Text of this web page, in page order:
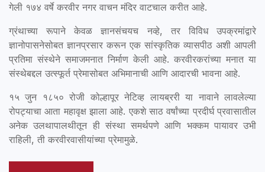
गेली १७४ वर्षे करवीर नगर वाचन मंदिर वाटचाल करीत आहे.
ग्रंथाच्या रूपाने केवळ ज्ञानसंचयच नव्हे, तर विविध उपक्रमांद्वारे
ज्ञानोपासनेसोबत ज्ञानप्रसार करून एक सांस्कृतिक व्यासपीठ अशी आपली
प्रतिमा संस्थेने समाजमनात निर्माण केली आहे. करवीरकरांच्या मनात या
संस्थेबद्दल उत्स्फूर्त प्रेमासोबत अभिमानाची आणि आदारची भावना आहे.
१५ जुन १८५० रोजी कोल्हापूर नेटिव्ह लायब्ररी या नावाने लावलेल्या
रोपट्याचा आता महावृक्ष झाला आहे. एकशे साठ वर्षांच्या प्रदीर्घ प्रवासातील
अनेक उलथापालथीतून ही संस्था समर्थपणे आणि भक्कम पायावर उभी
राहिली, ती करवीरवासीयांच्या प्रेमामुळे.